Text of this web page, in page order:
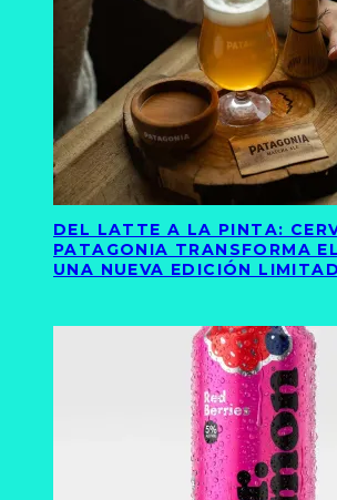
DEL LATTE A LA PINTA:
PATAGONIA TRANSFORMA
UNA NUEVA EDICIÓN